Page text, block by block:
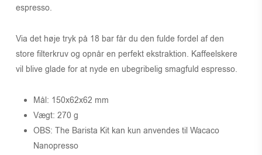
espresso.
Via det høje tryk på 18 bar får du den fulde fordel af den
store filterkruv og opnår en perfekt ekstraktion. Kaffeelskere
vil blive glade for at nyde en ubegribelig smagfuld espresso.
Mål: 150x62x62 mm
Vægt: 270 g
OBS: The Barista Kit kan kun anvendes til Wacaco
Nanopresso